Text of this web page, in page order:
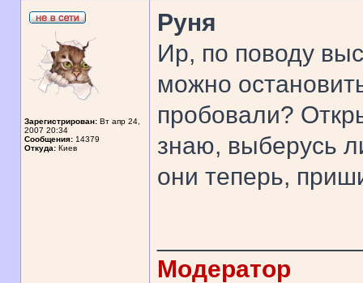
Зарегистрирован: Вт апр 24,
2007 20:34
Сообщения: 14379
Откуда: Киев
Руня
Ир, по поводу
можно
пробовали?
знаю, выберусь
они теперь,
Модератор